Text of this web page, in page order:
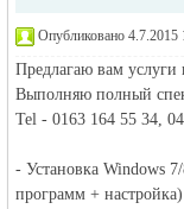
Опубликовано 4.7.2015
Предлагаю вам услуги
Выполняю полный
Tel - 0163 164 55 34,
- Установка Windows
программ +